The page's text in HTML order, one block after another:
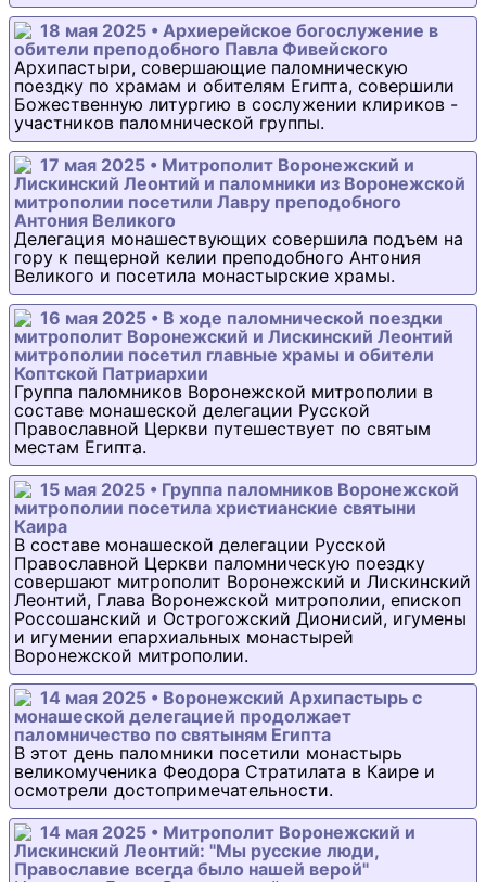
18 мая 2025 • Архиерейское богослужение в
обители преподобного Павла Фивейского
Архипастыри, совершающие паломническую
поездку по храмам и обителям Египта, совершили
Божественную литургию в сослужении клириков -
участников паломнической группы.
17 мая 2025 • Митрополит Воронежский и
Лискинский Леонтий и паломники из Воронежской
митрополии посетили Лавру преподобного
Антония Великого
Делегация монашествующих совершила подъем на
гору к пещерной келии преподобного Антония
Великого и посетила монастырские храмы.
16 мая 2025 • В ходе паломнической поездки
митрополит Воронежский и Лискинский Леонтий
митрополии посетил главные храмы и обители
Коптской Патриархии
Группа паломников Воронежской митрополии в
составе монашеской делегации Русской
Православной Церкви путешествует по святым
местам Египта.
15 мая 2025 • Группа паломников Воронежской
митрополии посетила христианские святыни
Каира
В составе монашеской делегации Русской
Православной Церкви паломническую поездку
совершают митрополит Воронежский и Лискинский
Леонтий, Глава Воронежской митрополии, епископ
Россошанский и Острогожский Дионисий, игумены
и игумении епархиальных монастырей
Воронежской митрополии.
14 мая 2025 • Воронежский Архипастырь с
монашеской делегацией продолжает
паломничество по святыням Египта
В этот день паломники посетили монастырь
великомученика Феодора Стратилата в Каире и
осмотрели достопримечательности.
14 мая 2025 • Митрополит Воронежский и
Лискинский Леонтий: "Мы русские люди,
Православие всегда было нашей верой"